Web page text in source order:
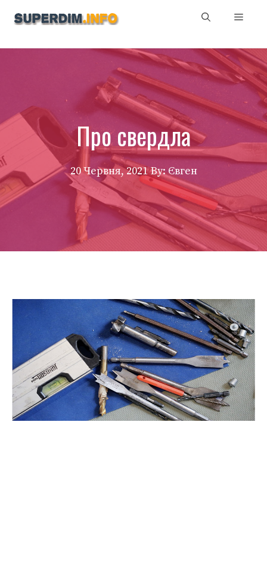
Про свердла
20 Червня, 2021 By: Євген